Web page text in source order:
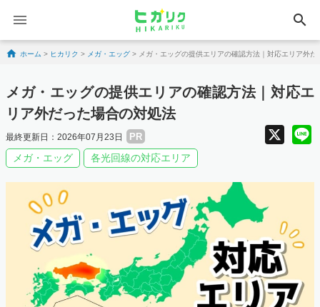
search
Skip to content
ホーム > ヒカリク > メガ・エッグ > メガ・エッグの提供エリアの確認方法｜対応エリア外だ
メガ・エッグの提供エリアの確認方法｜対応エ
リア外だった場合の対処法
最終更新日：2026年07月23日 PR X
メガ・エッグ 各光回線の対応エリア